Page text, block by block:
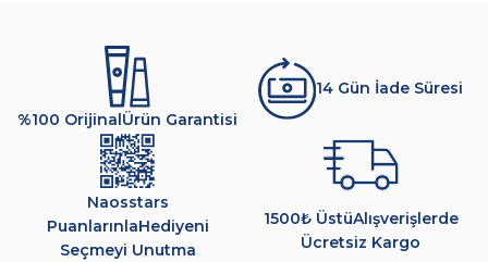
%100 OrijinalÜrün Garantisi
14 Gün İade Süresi
Naosstars
PuanlarınlaHediyeni
Seçmeyi Unutma
1500₺ ÜstüAlışverişlerde
Ücretsiz Kargo